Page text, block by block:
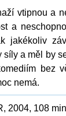
vtipnou a
a
jakékoliv
a měl by
bez
nemá.
2004, 108